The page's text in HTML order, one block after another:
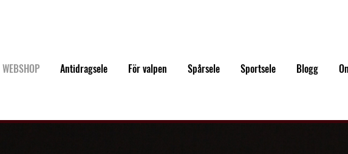
WEBSHOP Antidragsele För valpen Spårsele Sportsele Blogg